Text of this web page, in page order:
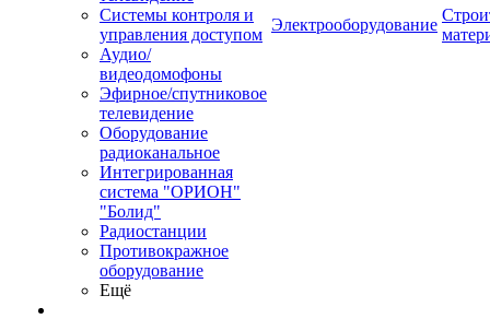
Системы контроля и
управления доступом
Аудио/
видеодомофоны
Эфирное/спутниковое
телевидение
Оборудование
радиоканальное
Интегрированная
система "ОРИОН"
"Болид"
Радиостанции
Противокражное
оборудование
Ещё
Электрооборудование